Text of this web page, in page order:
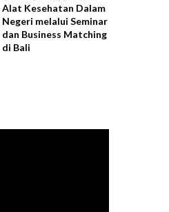
Alat Kesehatan Dalam
Negeri melalui Seminar
dan Business Matching
di Bali